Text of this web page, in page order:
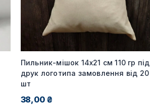
Пильник-мішок 14х21 см 110 гр під
друк логотипа замовлення від 20
шт
38,00 ₴